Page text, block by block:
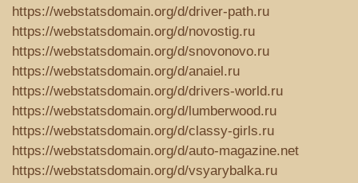
https://webstatsdomain.org/d/driver-path.ru
https://webstatsdomain.org/d/novostig.ru
https://webstatsdomain.org/d/snovonovo.ru
https://webstatsdomain.org/d/anaiel.ru
https://webstatsdomain.org/d/drivers-world.ru
https://webstatsdomain.org/d/lumberwood.ru
https://webstatsdomain.org/d/classy-girls.ru
https://webstatsdomain.org/d/auto-magazine.net
https://webstatsdomain.org/d/vsyarybalka.ru